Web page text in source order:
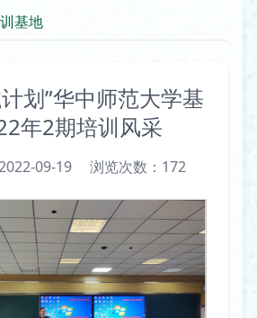
基地
划”华中师范大学基
年2期培训风采
09-19 浏览次数： 172